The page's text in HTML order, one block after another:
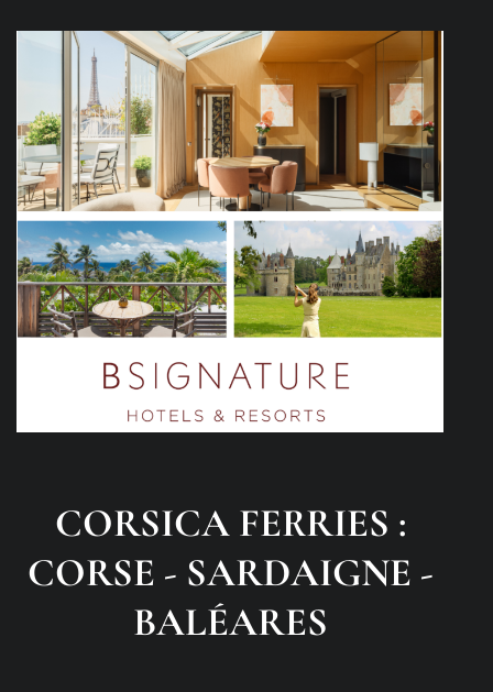
CORSICA FERRIES :
CORSE - SARDAIGNE -
BALÉARES